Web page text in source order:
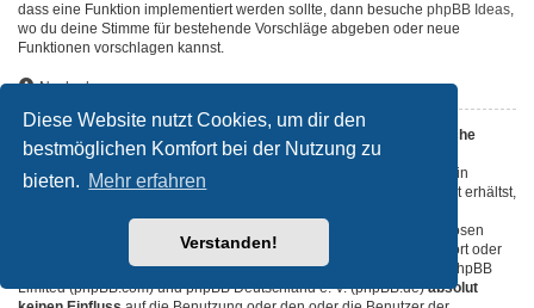
Diese Website nutzt Cookies, um dir den
bestmöglichen Komfort bei der Nutzung zu
bieten. Mehr erfahren
Verstanden!
dass eine Funktion implementiert werden sollte, dann besuche phpBB Ideas,
wo du deine Stimme für bestehende Vorschläge abgeben oder neue
Funktionen vorschlagen kannst.
Nach oben
An wen soll ich mich wenden, falls es Beschwerden oder juristische
Anfragen zu diesem Forum gibt?
Jeder Administrator, der auf der „Das Team“-Seite aufgeführt ist, ist ein
geeigneter Kontakt für deine Beschwerde. Wenn du so keine Antwort erhältst,
durch) oder — falls diese Seite bei einem kostenlosen
Webhoster wie z. B. Yahoo!, free.fr, funpic.de usw. liegt — den Support oder
den Abuse-Kontakt des betreffenden Dienstes. Bitte beachte, dass phpBB
Limited (phpBB.com) und phpBB Deutschland e. V. (phpBB.de)absolut